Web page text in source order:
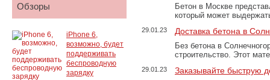
Бетон в Москве
который может
29.01.23 Доставка бетона в
Без бетона в
строительство. Этот
29.01.23 Заказывайте быструю
Обзоры
iPhone 6,
возможно, будет
поддерживать
беспроводную
зарядку